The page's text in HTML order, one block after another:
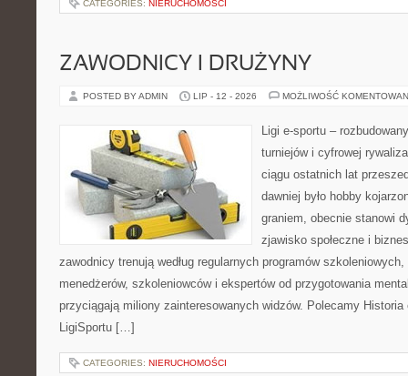
CATEGORIES: NIERUCHOMOŚCI
ZAWODNICY I DRUŻYNY
POSTED BY ADMIN LIP - 12 - 2026 MOŻLIWOŚĆ
Ligi e-sportu –
turniejów i cyfrowej
ciągu ostatnich lat
dawniej było hobby
graniem, obecnie stanowi
zjawisko społeczne i
zawodnicy trenują według regularnych programów
menedżerów, szkoleniowców i ekspertów od przygotowania
przyciągają miliony zainteresowanych widzów. Polecamy
LigiSportu […]
CATEGORIES: NIERUCHOMOŚCI